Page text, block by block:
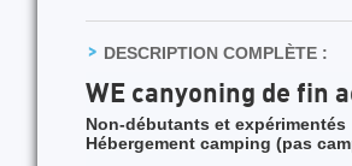
DESCRIPTION COMPLÈTE :
WE canyoning de fin
Non-débutants et expérimentés
Hébergement camping (pas